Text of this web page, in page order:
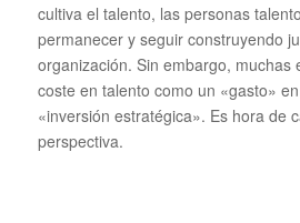
cultiva el talento, las personas
permanecer y seguir construyendo
organización. Sin embargo, muchas
coste en talento como un «gasto»
«inversión estratégica». Es hora de
perspectiva.